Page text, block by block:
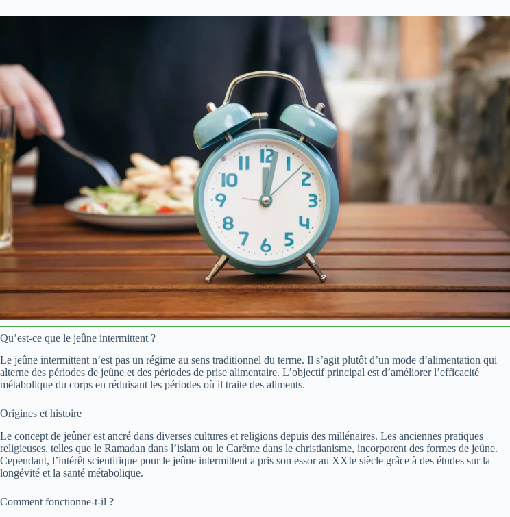
Qu’est-ce que le jeûne intermittent ?
Le jeûne intermittent n’est pas un régime au sens traditionnel du terme. Il s’agit plutôt d’un mode d’alimentation qui
alterne des périodes de jeûne et des périodes de prise alimentaire. L’objectif principal est d’améliorer l’efficacité
métabolique du corps en réduisant les périodes où il traite des aliments.
Origines et histoire
Le concept de jeûner est ancré dans diverses cultures et religions depuis des millénaires. Les anciennes pratiques
religieuses, telles que le Ramadan dans l’islam ou le Carême dans le christianisme, incorporent des formes de jeûne.
Cependant, l’intérêt scientifique pour le jeûne intermittent a pris son essor au XXIe siècle grâce à des études sur la
longévité et la santé métabolique.
Comment fonctionne-t-il ?